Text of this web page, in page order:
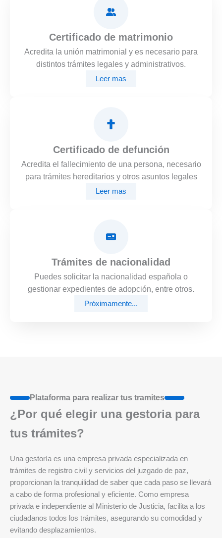
Certificado de matrimonio
Acredita la unión matrimonial y es necesario para
distintos trámites legales y administrativos.
Leer mas
Certificado de defunción
Acredita el fallecimiento de una persona, necesario
para trámites hereditarios y otros asuntos legales
Leer mas
Trámites de nacionalidad
Puedes solicitar la nacionalidad española o
gestionar expedientes de adopción, entre otros.
Próximamente...
Plataforma para realizar tus tramites
¿Por qué elegir una gestoria para
tus trámites?
Una gestoría es una empresa privada especializada en
trámites de registro civil y servicios del juzgado de paz,
proporcionan la tranquilidad de saber que cada paso se llevará
a cabo de forma profesional y eficiente. Como empresa
privada e independiente al Ministerio de Justicia, facilita a los
ciudadanos todos los trámites, asegurando su comodidad y
evitando desplazamientos.